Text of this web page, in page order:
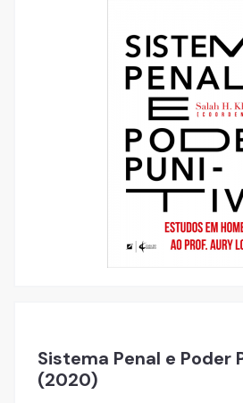
Sistema Penal e Poder
(2020)